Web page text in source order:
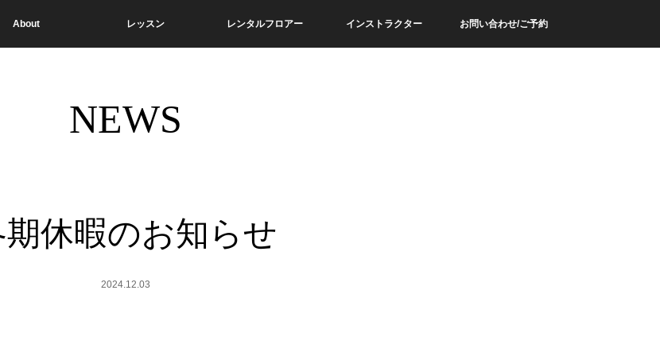
About レッスン レンタルフロアー インストラクター お問い合わせ/ご予約
NEWS
期休暇のお知らせ
2024.12.03